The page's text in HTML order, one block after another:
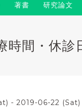
著書 研究論文
時間・休診
- 2019-06-22 (Sat)